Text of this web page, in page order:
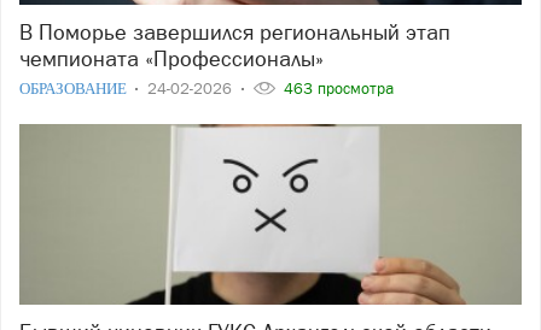
В Поморье завершился региональный этап
чемпионата «Профессионалы»
ОБРАЗОВАНИЕ 24-02-2026 463 просмотра